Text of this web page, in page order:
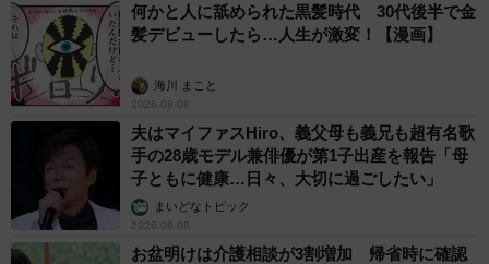
何かと人に舐められた黒髪時代 30代後半で金
髪デビューしたら…人生が激変！【漫画】
海川 まこと
2026.08.08
夫はマイファスHiro、義父母も義兄も超有名歌
手の28歳モデル兼俳優が第1子出産を報告「母
子ともに健康…日々、大切に過ごしたい」
まいどなトピック
2026.08.08
お盆明けは介護相談が3割増加 帰省時に確認